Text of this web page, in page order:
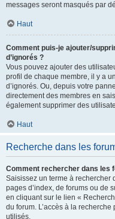
messages seront masqués par
Haut
Comment puis-je ajouter/
d’ignorés ?
Vous pouvez ajouter des
profil de chaque membre, il y a
d’ignorés. Ou, depuis votre
directement des membres en
également supprimer des
Haut
Recherche dans les
Comment rechercher dans les
Saisissez un terme à rechercher
pages d’index, de forums ou de
en cliquant sur le lien «
du forum. L’accès à la
utilisés.